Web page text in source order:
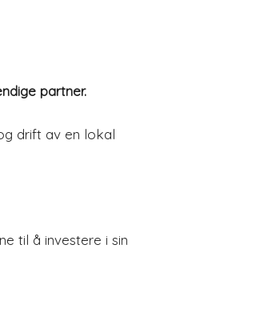
partner.
drift av en lokal
til å investere i sin